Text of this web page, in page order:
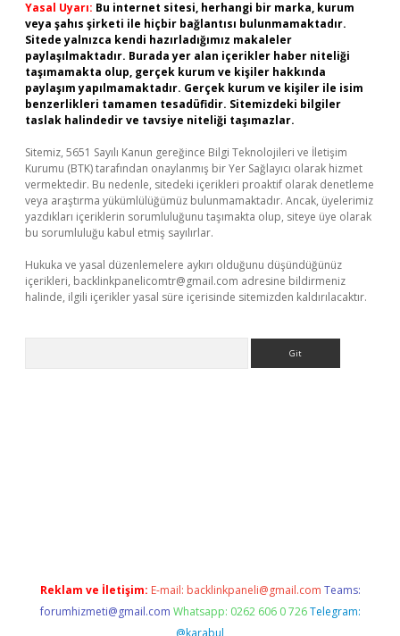
Yasal Uyarı: Bu internet sitesi, herhangi bir marka, kurum
veya şahıs şirketi ile hiçbir bağlantısı bulunmamaktadır.
Sitede yalnızca kendi hazırladığımız makaleler
paylaşılmaktadır. Burada yer alan içerikler haber niteliği
taşımamakta olup, gerçek kurum ve kişiler hakkında
paylaşım yapılmamaktadır. Gerçek kurum ve kişiler ile isim
benzerlikleri tamamen tesadüfidir. Sitemizdeki bilgiler
taslak halindedir ve tavsiye niteliği taşımazlar.
Sitemiz, 5651 Sayılı Kanun gereğince Bilgi Teknolojileri ve İletişim
Kurumu (BTK) tarafından onaylanmış bir Yer Sağlayıcı olarak hizmet
vermektedir. Bu nedenle, sitedeki içerikleri proaktif olarak denetleme
veya araştırma yükümlülüğümüz bulunmamaktadır. Ancak, üyelerimiz
yazdıkları içeriklerin sorumluluğunu taşımakta olup, siteye üye olarak
bu sorumluluğu kabul etmiş sayılırlar.
Hukuka ve yasal düzenlemelere aykırı olduğunu düşündüğünüz
içerikleri, backlinkpanelicomtr@gmail.com adresine bildirmeniz
halinde, ilgili içerikler yasal süre içerisinde sitemizden kaldırılacaktır.
Reklam ve İletişim: E-mail: backlinkpaneli@gmail.com Teams:
forumhizmeti@gmail.com Whatsapp: 0262 606 0 726 Telegram:
@karabul